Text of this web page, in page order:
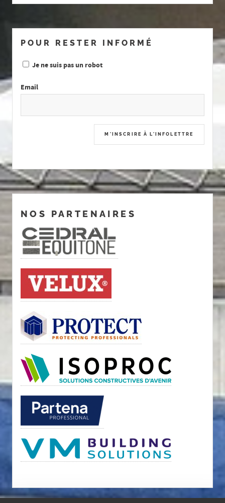
POUR RESTER INFORMÉ
Je ne suis pas un robot
Email
NOS PARTENAIRES